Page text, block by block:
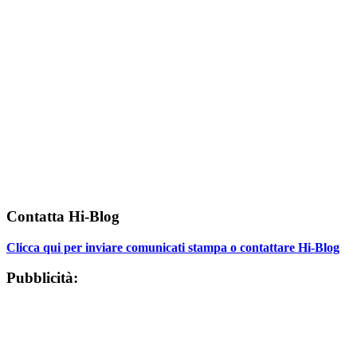
Contatta Hi-Blog
Clicca qui per inviare comunicati stampa o contattare Hi-Blog
Pubblicità: